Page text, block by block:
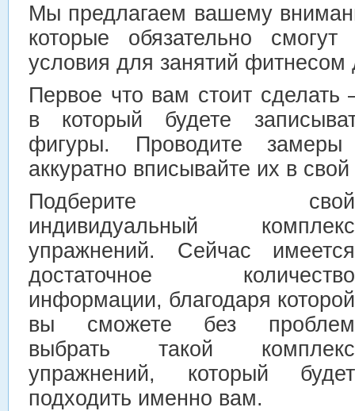
Мы предлагаем вашему
которые обязательно
условия для занятий фитнесом
Первое что вам стоит сделать
в который будете
фигуры. Проводите
аккуратно вписывайте их в
Подберите свой
индивидуальный комплекс
упражнений. Сейчас имеется
достаточное количество
информации, благодаря которой
вы сможете без проблем
выбрать такой комплекс
упражнений, который будет
подходить именно вам.